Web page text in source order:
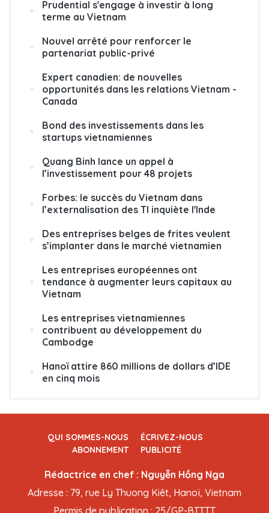
Prudential s'engage à investir à long
terme au Vietnam
Nouvel arrêté pour renforcer le
partenariat public-privé
Expert canadien: de nouvelles
opportunités dans les relations Vietnam -
Canada
Bond des investissements dans les
startups vietnamiennes
Quang Binh lance un appel à
l’investissement pour 48 projets
Forbes: le succès du Vietnam dans
l’externalisation des TI inquiète l'Inde
Des entreprises belges de frites veulent
s’implanter dans le marché vietnamien
Les entreprises européennes ont
tendance à augmenter leurs capitaux au
Vietnam
Les entreprises vietnamiennes
contribuent au développement du
Cambodge
Hanoï attire 860 millions de dollars d’IDE
en cinq mois
QUI SOMMES-NOUS
ÉCRIVEZ-NOUS
ABONNEMENT
PUBLICITÉ
Rédactrice en chef : Nguyễn Hồng Nga
Adresse : 79, rue Ly Thuong Kiêt, Hanoï, Vietnam
Permis de publication : 25/GP-BTTTT